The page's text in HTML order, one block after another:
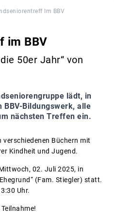
Im BBV
im BBV
50er Jahr“ von
lädt, in
BBV-Bildungswerk, alle
nächsten Treffen ein.
Büchern mit
Kindheit und Jugend.
02. Juli 2025, in
(Fam. Stiegler) statt.
Uhr.